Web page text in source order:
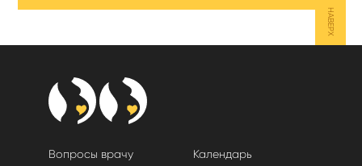
НАВЕРХ
Вопросы врачу
Календарь